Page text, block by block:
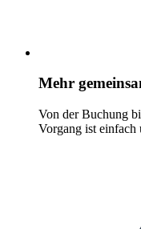
Mehr
Von der Buchung
Vorgang ist